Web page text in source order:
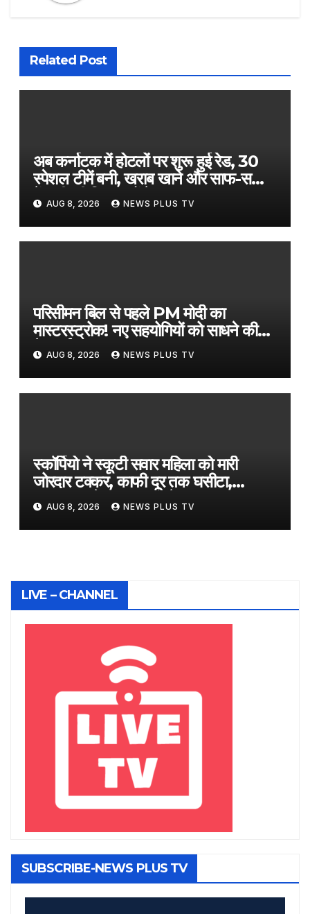
Related Post
अब कर्नाटक में होटलों पर शुरू हुई रेड, 30
स्पेशल टीमें बनी, खराब खाने और साफ-सफाई
में कमी की शिकायतों के बाद एक्शन​on
August 7, 2026 at 4:44 pm
AUG 8, 2026 NEWS PLUS TV
परिसीमन बिल से पहले PM मोदी का
मास्टरस्ट्रोक! नए सहयोगियों को साधने की
तेज हुई कवायद​on August 7, 2026
at 4:55 pm
AUG 8, 2026 NEWS PLUS TV
स्कॉर्पियो ने स्कूटी सवार महिला को मारी
जोरदार टक्कर, काफी दूर तक घसीटा,
CCTV फुटेज आया सामने​on August
7, 2026 at 5:17 pm
AUG 8, 2026 NEWS PLUS TV
LIVE – CHANNEL
SUBSCRIBE-NEWS PLUS TV